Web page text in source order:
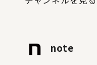
note